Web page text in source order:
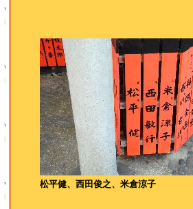
松平健、西田俊之、米倉涼子